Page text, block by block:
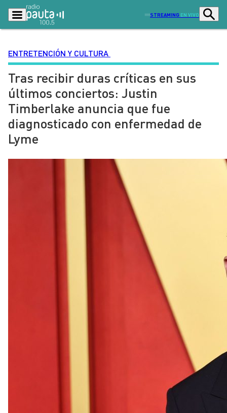
STREAMING EN VIVO
Podcasts Programas
Lo Último
Ciudad
Radio en vivo
ENTRETENCIÓN Y CULTURA
Tras recibir duras críticas en sus
últimos conciertos: Justin
Timberlake anuncia que fue
diagnosticado con enfermedad de
Lyme